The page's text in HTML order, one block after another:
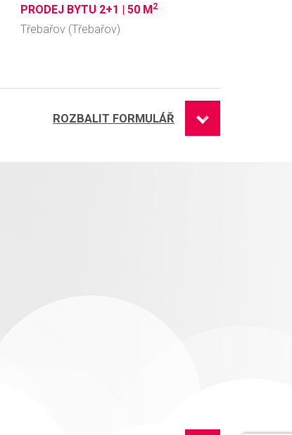
PRODEJ BYTU 2+1 |50 M2
Třebařov (Třebařov)
ROZBALIT FORMULÁŘ